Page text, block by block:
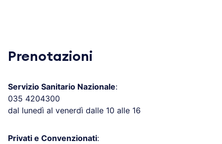
Prenotazioni
Servizio Sanitario Nazionale:
035 4204300
dal lunedì al venerdì dalle 10 alle 16
Privati e Convenzionati: